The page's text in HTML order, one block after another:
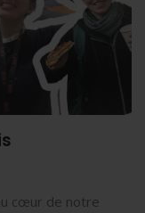
cœur de notre